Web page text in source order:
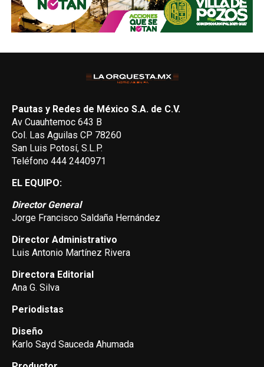
Pautas y Redes de México S.A. de C.V.
Av Cuauhtemoc 643 B
Col. Las Aguilas CP 78260
San Luis Potosí, S.L.P.
Teléfono 444 2440971
EL EQUIPO:
Director General
Jorge Francisco Saldaña Hernández
Director Administrativo
Luis Antonio Martínez Rivera
Directora Editorial
Ana G. Silva
Periodistas
Diseño
Karlo Sayd Sauceda Ahumada